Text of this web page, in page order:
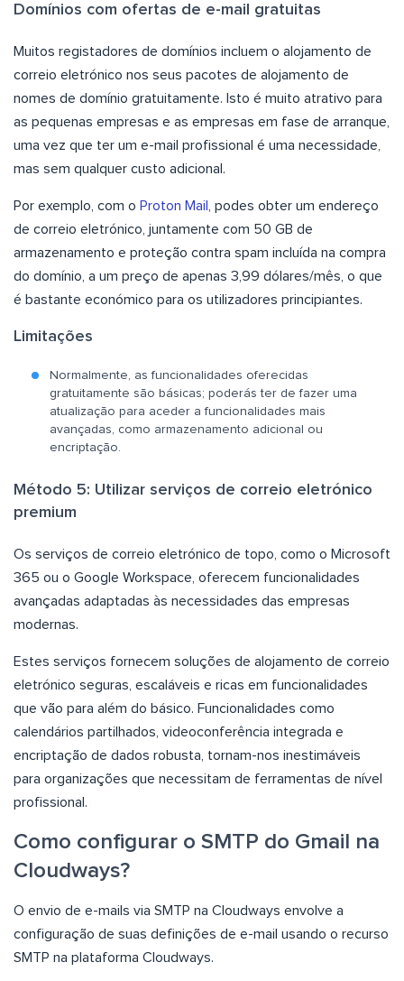
Domínios com ofertas de e-mail gratuitas
Muitos registadores de domínios incluem o alojamento de
correio eletrónico nos seus pacotes de alojamento de
nomes de domínio gratuitamente. Isto é muito atrativo para
as pequenas empresas e as empresas em fase de arranque,
uma vez que ter um e-mail profissional é uma necessidade,
mas sem qualquer custo adicional.
Por exemplo, com o Proton Mail
, podes obter um endereço
de correio eletrónico, juntamente com 50 GB de
armazenamento e proteção contra spam incluída na compra
do domínio, a um preço de apenas 3,99 dólares/mês, o que
é bastante económico para os utilizadores principiantes.
Limitações
Normalmente, as funcionalidades oferecidas
gratuitamente são básicas; poderás ter de fazer uma
atualização para aceder a funcionalidades mais
avançadas, como armazenamento adicional ou
encriptação.
Método 5: Utilizar serviços de correio eletrónico
premium
Os serviços de correio eletrónico de topo, como o Microsoft
365 ou o Google Workspace, oferecem funcionalidades
avançadas adaptadas às necessidades das empresas
modernas.
Estes serviços fornecem soluções de alojamento de correio
eletrónico seguras, escaláveis e ricas em funcionalidades
que vão para além do básico. Funcionalidades como
calendários partilhados, videoconferência integrada e
encriptação de dados robusta, tornam-nos inestimáveis
para organizações que necessitam de ferramentas de nível
profissional.
Como configurar o SMTP do Gmail na
Cloudways?
O envio de e-mails via SMTP na Cloudways envolve a
configuração de suas definições de e-mail usando o recurso
SMTP na plataforma Cloudways.